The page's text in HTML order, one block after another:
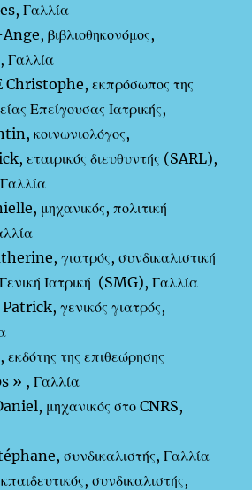
Γαλλία
βιβλιοθηκονόμος,
Γαλλία
εκπρόσωπος της
Επείγουσας Ιατρικής,
κοινωνιολόγος,
εταιρικός διευθυντής (SARL),
μηχανικός, πολιτική
γιατρός, συνδικαλιστική
Ιατρική (SMG), Γαλλία
γενικός γιατρός,
της επιθεώρησης
» , Γαλλία
μηχανικός στο CNRS,
συνδικαλιστής, Γαλλία
συνδικαλιστής,